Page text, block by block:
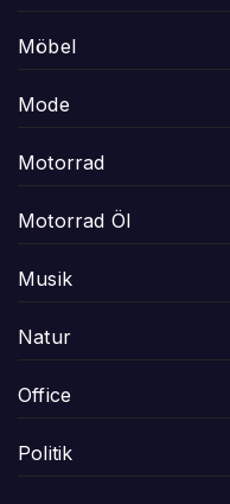
Möbel
Mode
Motorrad
Motorrad Öl
Musik
Natur
Office
Politik